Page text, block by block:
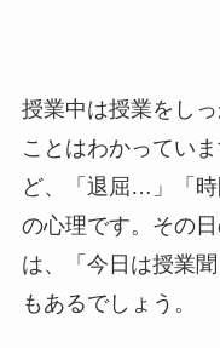
授業中は授業をし
ことはわかってい
ど、「退屈…」「
の心理です。その
は、「今日は授業
もあるでしょう。